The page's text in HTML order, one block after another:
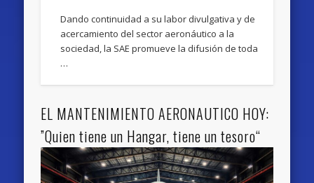
Dando continuidad a su labor divulgativa y de
acercamiento del sector aeronáutico a la
sociedad, la SAE promueve la difusión de toda
…
EL MANTENIMIENTO AERONAUTICO HOY:
”Quien tiene un Hangar, tiene un tesoro“